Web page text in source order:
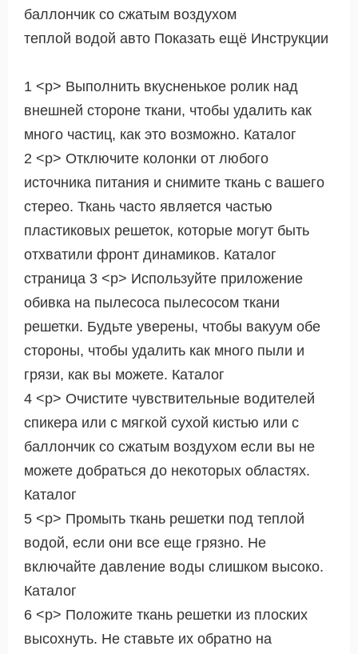
баллончик со сжатым воздухом
теплой водой авто Показать ещё Инструкции
1 <р> Выполнить вкусненькое ролик над
внешней стороне ткани, чтобы удалить как
много частиц, как это возможно. Каталог
2 <р> Отключите колонки от любого
источника питания и снимите ткань с вашего
стерео. Ткань часто является частью
пластиковых решеток, которые могут быть
отхватили фронт динамиков. Каталог
страница 3 <р> Используйте приложение
обивка на пылесоса пылесосом ткани
решетки. Будьте уверены, чтобы вакуум обе
стороны, чтобы удалить как много пыли и
грязи, как вы можете. Каталог
4 <р> Очистите чувствительные водителей
спикера или с мягкой сухой кистью или с
баллончик со сжатым воздухом если вы не
можете добраться до некоторых областях.
Каталог
5 <р> Промыть ткань решетки под теплой
водой, если они все еще грязно. Не
включайте давление воды слишком высоко.
Каталог
6 <р> Положите ткань решетки из плоских
высохнуть. Не ставьте их обратно на